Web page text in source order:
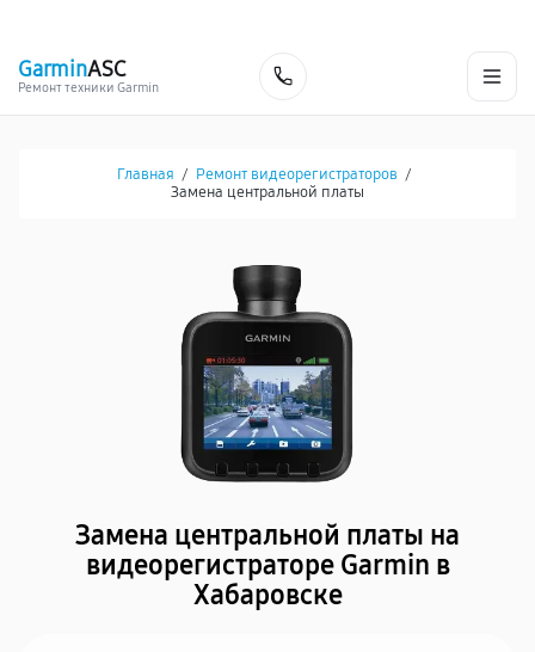
GarminASC
Ремонт техники Garmin
Главная / Ремонт видеорегистраторов /
Замена центральной платы
Замена центральной платы на
видеорегистраторе Garmin в
Хабаровске